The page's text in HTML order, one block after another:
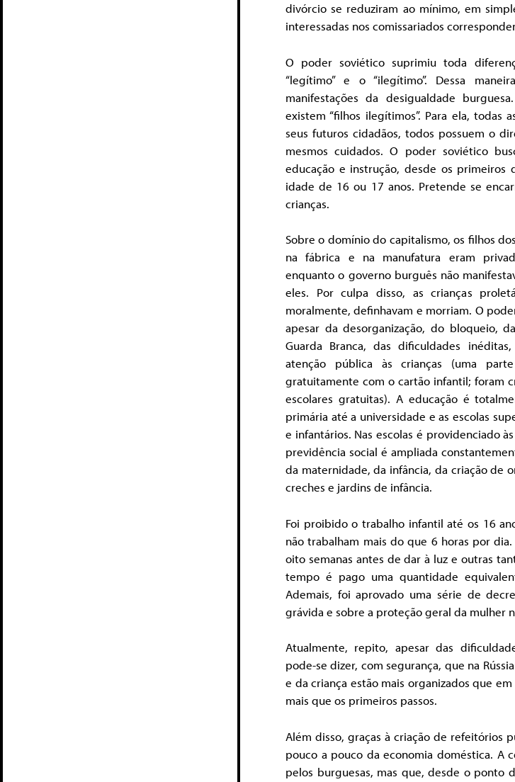
divórcio se reduziram ao mínimo, em
interessadas nos comissariados
O poder soviético suprimiu toda
“legítimo” e o “ilegítimo”. Dessa
manifestações da desigualdade
existem “filhos ilegítimos”. Para ela, todas
seus futuros cidadãos, todos possuem o
mesmos cuidados. O poder soviético
educação e instrução, desde os primeiros
idade de 16 ou 17 anos. Pretende se
crianças.
Sobre o domínio do capitalismo, os filhos
na fábrica e na manufatura eram
enquanto o governo burguês não
eles. Por culpa disso, as crianças
moralmente, definhavam e morriam. O
apesar da desorganização, do bloqueio,
Guarda Branca, das dificuldades
atenção pública às crianças (uma
gratuitamente com o cartão infantil; foram
escolares gratuitas). A educação é
primária até a universidade e as escolas
e infantários. Nas escolas é providenciado
previdência social é ampliada
da maternidade, da infância, da criação de
creches e jardins de infância.
Foi proibido o trabalho infantil até os 16
não trabalham mais do que 6 horas por
oito semanas antes de dar à luz e outras
tempo é pago uma quantidade
Ademais, foi aprovado uma série de
grávida e sobre a proteção geral da mulher
Atualmente, repito, apesar das
pode-se dizer, com segurança, que na
e da criança estão mais organizados que
mais que os primeiros passos.
Além disso, graças à criação de refeitórios
pouco a pouco da economia doméstica. A
pelos burguesas, mas que, desde o ponto